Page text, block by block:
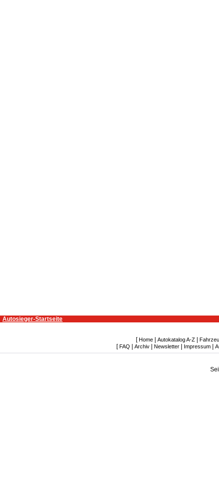
Autosieger-Startseite
[ Home Autokatalog A-Z
[ FAQ Archiv| Newsletter| Impressum|